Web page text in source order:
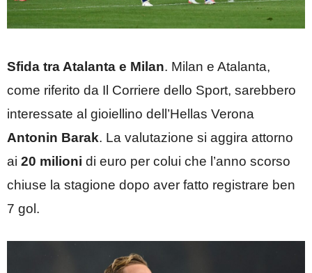
Sfida tra Atalanta e Milan. Milan e Atalanta,
come riferito da Il Corriere dello Sport, sarebbero
interessate al gioiellino dell’Hellas Verona
Antonin Barak. La valutazione si aggira attorno
ai 20 milioni di euro per colui che l’anno scorso
chiuse la stagione dopo aver fatto registrare ben
7 gol.